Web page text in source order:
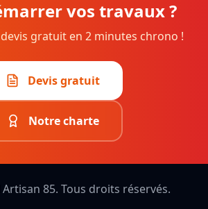
vos travaux ?
gratuit en 2 minutes chrono !
Devis gratuit
Notre charte
85. Tous droits réservés.